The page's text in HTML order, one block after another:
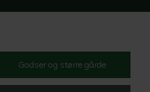
Godser og større gårde